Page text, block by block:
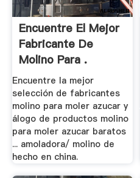
Encuentre El Mejor
Fabricante De
Molino Para .
Encuentre la mejor
selección de fabricantes
molino para moler azucar y
álogo de productos molino
para moler azucar baratos
... amoladora/ molino de
hecho en china.